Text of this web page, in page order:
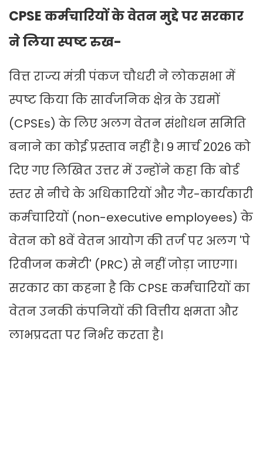
CPSE कर्मचारियों के वेतन मुद्दे पर सरकार
ने लिया स्पष्ट रुख-
वित्त राज्य मंत्री पंकज चौधरी ने लोकसभा में
स्पष्ट किया कि सार्वजनिक क्षेत्र के उद्यमों
(CPSEs) के लिए अलग वेतन संशोधन समिति
बनाने का कोई प्रस्ताव नहीं है। 9 मार्च 2026 को
दिए गए लिखित उत्तर में उन्होंने कहा कि बोर्ड
स्तर से नीचे के अधिकारियों और गैर-कार्यकारी
कर्मचारियों (non-executive employees) के
वेतन को 8वें वेतन आयोग की तर्ज पर अलग 'पे
रिवीजन कमेटी' (PRC) से नहीं जोड़ा जाएगा।
सरकार का कहना है कि CPSE कर्मचारियों का
वेतन उनकी कंपनियों की वित्तीय क्षमता और
लाभप्रदता पर निर्भर करता है।